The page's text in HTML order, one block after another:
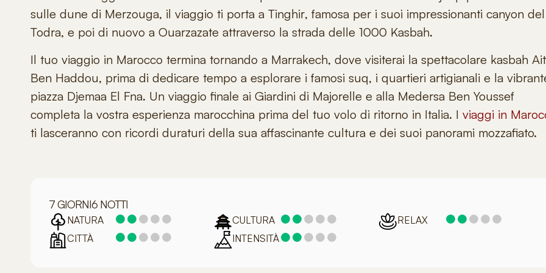
sulle dune di Merzouga, il viaggio ti porta a Tinghir, famosa per i suoi impressionanti canyon del
Todra, e poi di nuovo a Ouarzazate attraverso la strada delle 1000 Kasbah.
Il tuo viaggio in Marocco termina tornando a Marrakech, dove visiterai la spettacolare kasbah Ait
Ben Haddou, prima di dedicare tempo a esplorare i famosi suq, i quartieri artigianali e la
piazza Djemaa El Fna. Un viaggio finale ai Giardini di Majorelle e alla Medersa Ben Youssef
completa la vostra esperienza marocchina prima del tuo volo di ritorno in Italia. I viaggi in
ti lasceranno con ricordi duraturi della sua affascinante cultura e dei suoi panorami mozzafiato.
7 GIORNI6 NOTTI
NATURA CULTURA
RELAX
CITTÀ
INTENSITÀ